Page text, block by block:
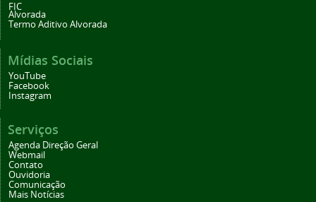
FIC
Alvorada
Termo Aditivo Alvorada
Mídias Sociais
YouTube
Facebook
Instagram
Serviços
Agenda Direção Geral
Webmail
Contato
Ouvidoria
Comunicação
Mais Notícias